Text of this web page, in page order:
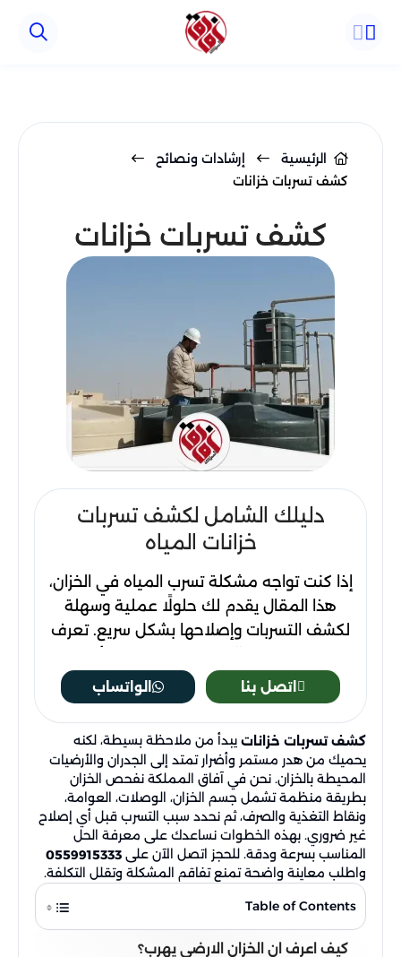
الرئيسية
إرشادات ونصائح
كشف تسربات خزانات
كشف تسربات خزانات
دليلك الشامل لكشف تسربات
خزانات المياه
إذا كنت تواجه مشكلة تسرب المياه في الخزان،
هذا المقال يقدم لك حلولًا عملية وسهلة
لكشف التسربات وإصلاحها بشكل سريع. تعرف
المحتملة للتسربات، وكيفية معالجتها لضمان
عدم تأثيرها على المياه. سنقدم لك أيضًا
نصائح وقائية للحفاظ على خزانك ومنع حدوث
التسربات في المستقبل، مما يساعدك على
توفير المياه وحماية منشأتك.
اتصل بنا الواتساب
كشف تسربات خزانات يبدأ من ملاحظة بسيطة، لكنه
يحميك من هدر مستمر وأضرار تمتد إلى الجدران والأرضيات
المحيطة بالخزان. نحن في آفاق المملكة نفحص الخزان
بطريقة منظمة تشمل جسم الخزان، الوصلات، العوامة،
ونقاط التغذية والصرف، ثم نحدد سبب التسرب قبل أي إصلاح
غير ضروري. بهذه الخطوات نساعدك على معرفة الحل
المناسب بسرعة ودقة. للحجز اتصل الآن على 0559915333
واطلب معاينة واضحة تمنع تفاقم المشكلة وتقلل التكلفة.
Table of Contents
كيف اعرف ان الخزان الارضي يهرب؟